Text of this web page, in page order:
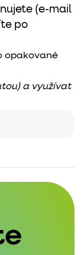
(e-mail
po
opakované
a využívat